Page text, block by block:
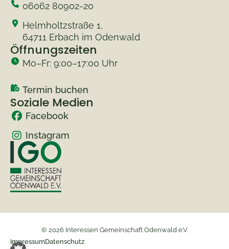
06062 80902-20
Helmholtzstraße 1,
64711 Erbach im Odenwald
Öffnungszeiten
Mo–Fr: 9:00–17:00 Uhr
Termin buchen
Soziale Medien
Facebook
Instagram
© 2026 Interessen Gemeinschaft Odenwald e.V.
ImpressumDatenschutz